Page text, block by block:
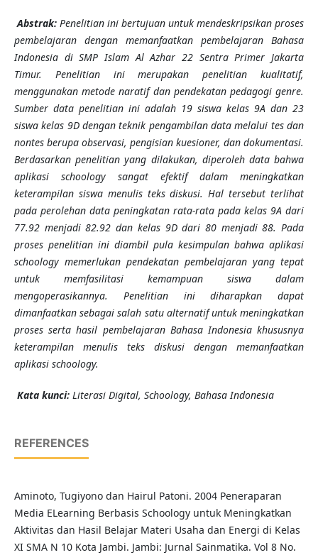
Abstrak: Penelitian ini bertujuan untuk mendeskripsikan proses
pembelajaran dengan memanfaatkan pembelajaran Bahasa
Indonesia di SMP Islam Al Azhar 22 Sentra Primer Jakarta
Timur. Penelitian ini merupakan penelitian kualitatif,
menggunakan metode naratif dan pendekatan pedagogi genre.
Sumber data penelitian ini adalah 19 siswa kelas 9A dan 23
siswa kelas 9D dengan teknik pengambilan data melalui tes dan
nontes berupa observasi, pengisian kuesioner, dan dokumentasi.
Berdasarkan penelitian yang dilakukan, diperoleh data bahwa
aplikasi schoology sangat efektif dalam meningkatkan
keterampilan siswa menulis teks diskusi. Hal tersebut terlihat
pada perolehan data peningkatan rata-rata pada kelas 9A dari
77.92 menjadi 82.92 dan kelas 9D dari 80 menjadi 88. Pada
proses penelitian ini diambil pula kesimpulan bahwa aplikasi
schoology memerlukan pendekatan pembelajaran yang tepat
untuk memfasilitasi kemampuan siswa dalam
mengoperasikannya. Penelitian ini diharapkan dapat
dimanfaatkan sebagai salah satu alternatif untuk meningkatkan
proses serta hasil pembelajaran Bahasa Indonesia khususnya
keterampilan menulis teks diskusi dengan memanfaatkan
aplikasi schoology.
Kata kunci: Literasi Digital, Schoology, Bahasa Indonesia
REFERENCES
Aminoto, Tugiyono dan Hairul Patoni. 2004 Peneraparan
Media ELearning Berbasis Schoology untuk Meningkatkan
Aktivitas dan Hasil Belajar Materi Usaha dan Energi di Kelas
XI SMA N 10 Kota Jambi. Jambi: Jurnal Sainmatika. Vol 8 No.